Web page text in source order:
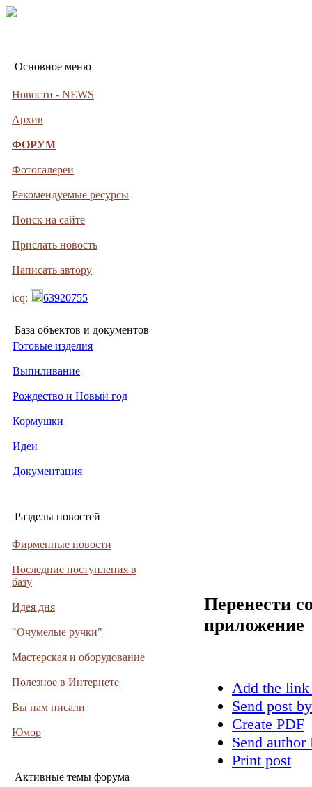
Основное меню
Новости - NEWS
Архив
ФОРУМ
Фотогалереи
Рекомендуемые ресурсы
Поиск на сайте
Прислать новость
Написать автору
icq: 63920755
База объектов и документов
Готовые изделия
Выпиливание
Рождество и Новый год
Кормушки
Идеи
Документация
Разделы новостей
Фирменные новости
Последние поступления в
базу
Идея дня
"Очумелые ручки"
Мастерская и оборудование
Полезное в Интернете
Вы нам писали
Юмор
Активные темы форума
Перенести
приложение
Add the
Send post
Create PDF
Send
Print post